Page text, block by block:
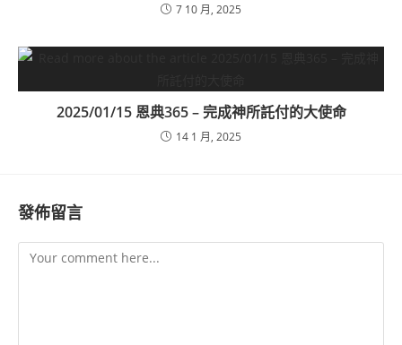
7 10 月, 2025
2025/01/15 恩典365 – 完成神所託付的大使命
14 1 月, 2025
發佈留言